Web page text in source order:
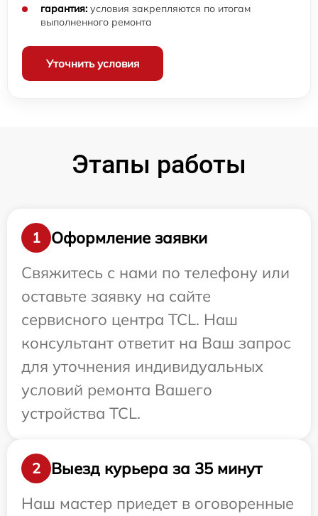
гарантия: условия закрепляются по итогам
выполненного ремонта
Уточнить условия
Этапы работы
1
Оформление заявки
Свяжитесь с нами по телефону или
оставьте заявку на сайте
сервисного центра TCL. Наш
консультант ответит на Ваш запрос
для уточнения индивидуальных
условий ремонта Вашего
устройства TCL.
2
Выезд курьера за 35 минут
Наш мастер приедет в оговоренные